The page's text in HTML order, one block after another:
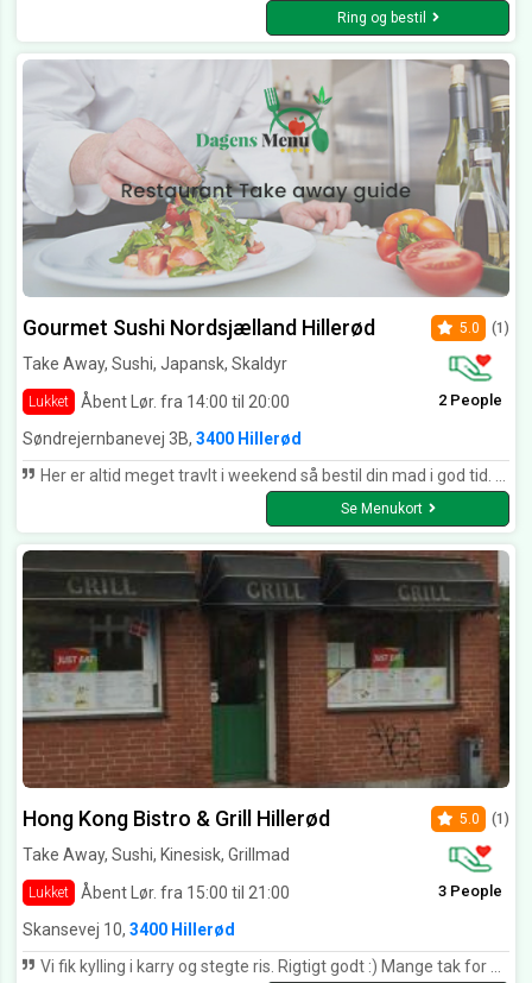
Ring og bestil
Gourmet Sushi Nordsjælland Hillerød
Take Away, Sushi, Japansk, Skaldyr
Lukket Åbent Lør. fra 14:00 til 20:00
5.0 (1)
2 People
Søndrejernbanevej 3B, 3400 Hillerød
Her er altid meget travlt i weekend så bestil din mad i god tid. De er de bedste i hillerød og deres personale er meget flinke. man føler sig virkelig godt tilpas her.
Se Menukort
Hong Kong Bistro & Grill Hillerød
Take Away, Sushi, Kinesisk, Grillmad
Lukket Åbent Lør. fra 15:00 til 21:00
5.0 (1)
3 People
Skansevej 10, 3400 Hillerød
Vi fik kylling i karry og stegte ris. Rigtigt godt :) Mange tak for mad.